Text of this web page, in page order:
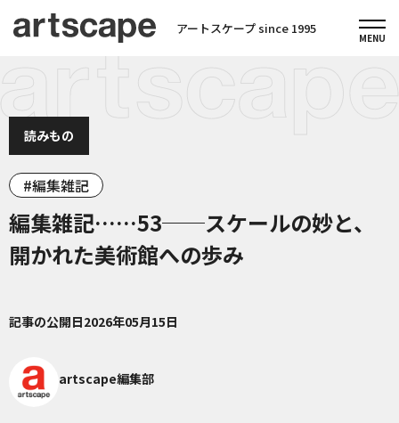
アートスケープ since 1995
読みもの
編集雑記
編集雑記……53──スケールの妙と、
開かれた美術館への歩み
記事の公開日2026年05月15日
artscape編集部